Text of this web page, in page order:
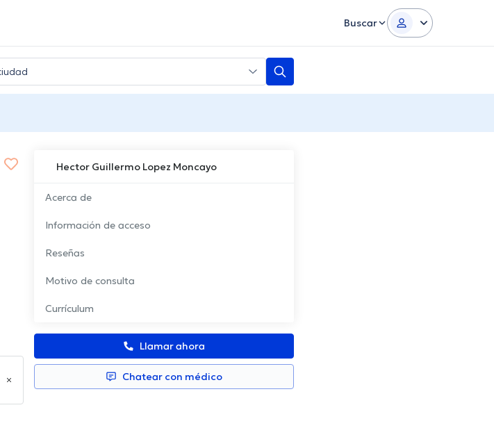
Buscar
Hector Guillermo Lopez Moncayo
Acerca de
Información de acceso
Reseñas
Motivo de consulta
Currículum
Llamar ahora
Chatear con médico